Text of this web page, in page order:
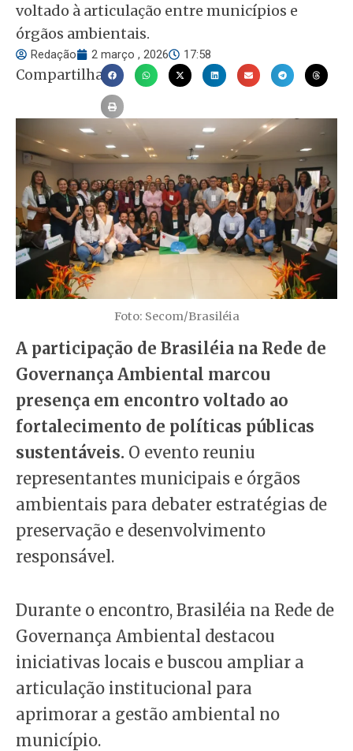
voltado à articulação entre municípios e
órgãos ambientais.
Redação 2 março , 2026 17:58
Compartilhar
Foto: Secom/Brasiléia
A participação de Brasiléia na Rede de
Governança Ambiental marcou
presença em encontro voltado ao
fortalecimento de políticas públicas
sustentáveis. O evento reuniu
representantes municipais e órgãos
ambientais para debater estratégias de
preservação e desenvolvimento
responsável.
Durante o encontro, Brasiléia na Rede de
Governança Ambiental destacou
iniciativas locais e buscou ampliar a
articulação institucional para
aprimorar a gestão ambiental no
município.